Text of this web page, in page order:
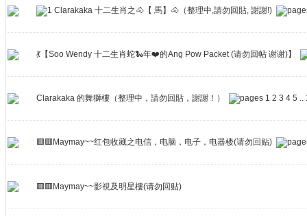
Clarakaka 十二生肖之🐴【 馬】🐴（整理中,請勿回貼, 謝謝!)
💃【Soo Wendy 十二生肖蛇🐍年❤️的Ang Pow Packet (请勿回帖 谢谢)】
Clarakaka 的舞獅樓（整理中，請勿回貼，謝謝！） 1 2 3 4 5 ..
🟥🟥Maymay~~红包收藏之电信，电脑，电子，电器楼(请勿回贴)
🟥🟥Maymay~~影視及明星樓(请勿回贴)